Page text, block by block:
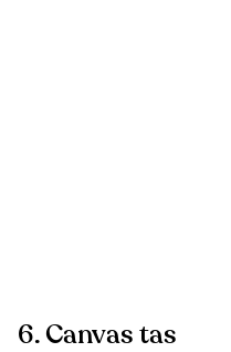
6. Canvas tas